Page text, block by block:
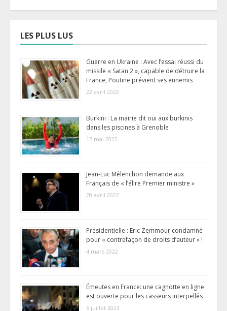
LES PLUS LUS
Guerre en Ukraine : Avec l’essai réussi du
missile « Satan 2 », capable de détruire la
France, Poutine prévient ses ennemis
22 avril 2022
Burkini : La mairie dit oui aux burkinis
dans les piscines à Grenoble
17 mai 2022
Jean-Luc Mélenchon demande aux
Français de « l’élire Premier ministre »
20 avril 2022
Présidentielle : Eric Zemmour condamné
pour « contrefaçon de droits d’auteur » !
4 mars 2022
Émeutes en France: une cagnotte en ligne
est ouverte pour les casseurs interpellés
6 juillet 2023